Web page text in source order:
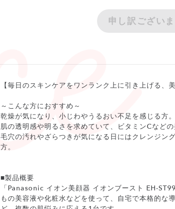
申し訳ござい
【毎日のスキンケアをワンランク上に引き上げる、
～こんな方におすすめ～
乾燥が気になり、小じわやうるおい不足を感じる方。
肌の透明感や明るさを求めていて、ビタミンCなどの
毛穴の汚れやざらつきが気になる日にはクレンジン
方。
■製品概要
「Panasonic イオン美顔器 イオンブースト EH-
もの美容液や化粧水などを使って、自宅で本格的な